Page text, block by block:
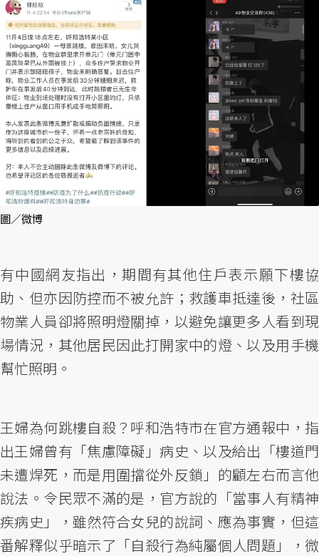
圖／微博
有中國網友指出，期間有其他住戶表示願下樓協
助、但亦因防控而不被允許；救護車抵達後，社區
物業人員卻將照明燈關掉，以避免讓更多人看到現
場情況，其他居民因此打開家中的燈、以及用手機
幫忙照明。
王婦為何跳樓自殺？呼和浩特市在官方通報中，指
出王婦曾有「焦慮障礙」病史、以及給出「樓道門
未遭焊死，而是用圍擋從外反鎖」的顧左右而言他
說法。令民眾不滿的是，官方說的「當事人有精神
疾病史」，雖然符合女兒的說詞、應為事實，但這
番解釋似乎暗示了「自殺行為純屬個人問題」，微